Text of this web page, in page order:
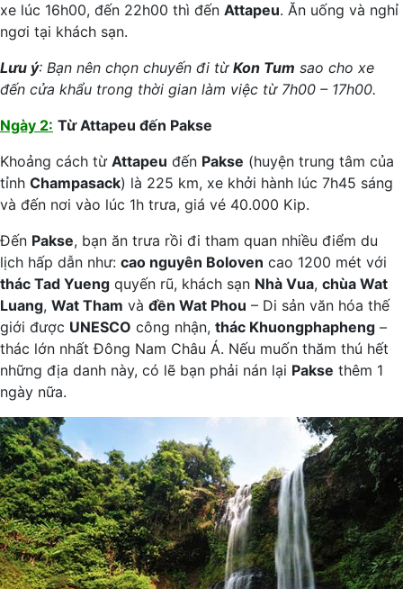
xe lúc 16h00, đến 22h00 thì đến Attapeu. Ăn uống và nghỉ
ngơi tại khách sạn.
Lưu ý: Bạn nên chọn chuyến đi từ Kon Tum sao cho xe
đến cửa khẩu trong thời gian làm việc từ 7h00 – 17h00.
Ngày 2: Từ Attapeu đến Pakse
Khoảng cách từ Attapeu đến Pakse (huyện trung tâm của
tỉnh Champasack) là 225 km, xe khởi hành lúc 7h45 sáng
và đến nơi vào lúc 1h trưa, giá vé 40.000 Kip.
Đến Pakse, bạn ăn trưa rồi đi tham quan nhiều điểm du
lịch hấp dẫn như: cao nguyên Boloven cao 1200 mét với
thác Tad Yueng quyến rũ, khách sạn Nhà Vua, chùa Wat
Luang, Wat Tham và đền Wat Phou – Di sản văn hóa thế
giới được UNESCO công nhận, thác Khuongphapheng –
thác lớn nhất Đông Nam Châu Á. Nếu muốn thăm thú hết
những địa danh này, có lẽ bạn phải nán lại Pakse thêm 1
ngày nữa.